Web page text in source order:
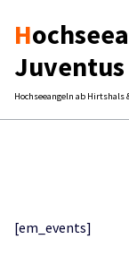
Inhalt
Hochseeangeln mit MS
Juventus
Hochseeangeln ab Hirtshals
[em_events]